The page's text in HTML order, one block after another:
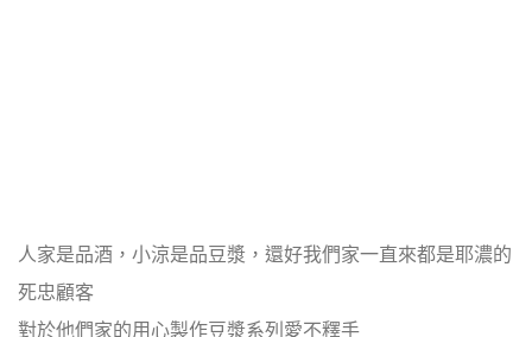
人家是品酒，小涼是品豆漿，還好我們家一直來都是耶濃的
死忠顧客
對於他們家的用心製作豆漿系列愛不釋手